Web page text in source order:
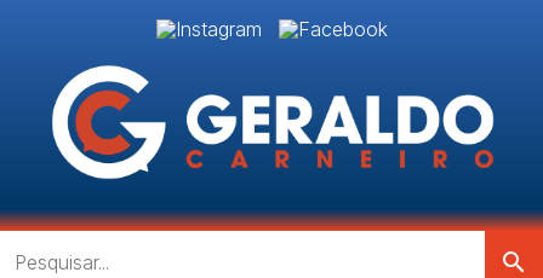
search